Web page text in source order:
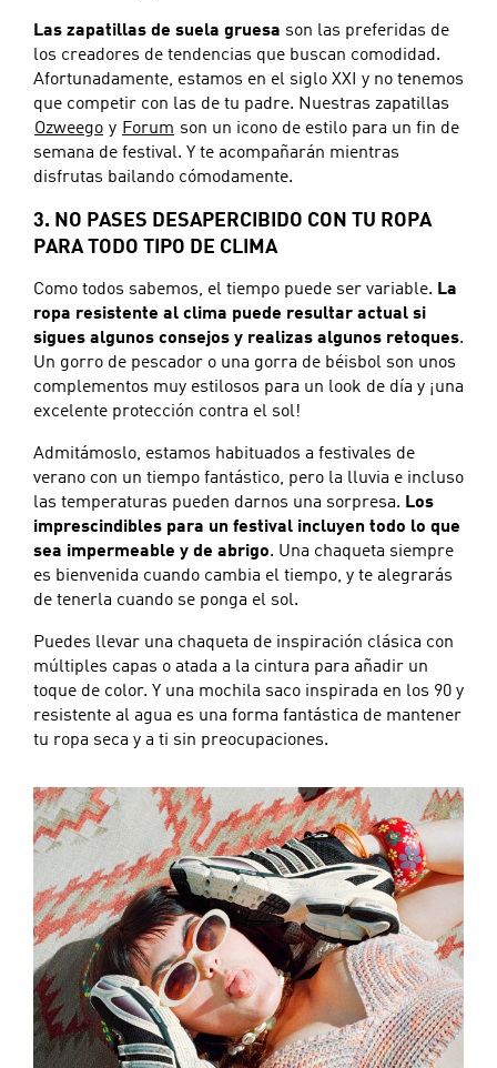
Las zapatillas de suela gruesa son las preferidas de
los creadores de tendencias que buscan comodidad.
Afortunadamente, estamos en el siglo XXI y no tenemos
que competir con las de tu padre. Nuestras zapatillas
Ozweego y Forum son un icono de estilo para un fin de
semana de festival. Y te acompañarán mientras
disfrutas bailando cómodamente.
3. NO PASES DESAPERCIBIDO CON TU ROPA
PARA TODO TIPO DE CLIMA
Como todos sabemos, el tiempo puede ser variable. La
ropa resistente al clima puede resultar actual si
sigues algunos consejos y realizas algunos retoques.
Un gorro de pescador o una gorra de béisbol son unos
complementos muy estilosos para un look de día y ¡una
excelente protección contra el sol!
Admitámoslo, estamos habituados a festivales de
verano con un tiempo fantástico, pero la lluvia e incluso
las temperaturas pueden darnos una sorpresa. Los
imprescindibles para un festival incluyen todo lo que
sea impermeable y de abrigo. Una chaqueta siempre
es bienvenida cuando cambia el tiempo, y te alegrarás
de tenerla cuando se ponga el sol.
Puedes llevar una chaqueta de inspiración clásica con
múltiples capas o atada a la cintura para añadir un
toque de color. Y una mochila saco inspirada en los 90 y
resistente al agua es una forma fantástica de mantener
tu ropa seca y a ti sin preocupaciones.